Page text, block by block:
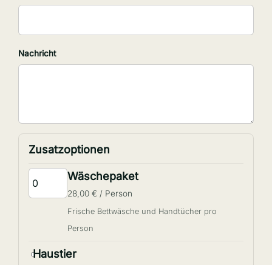
Nachricht
Zusatzoptionen
Wäschepaket
28,00 € / Person
Frische Bettwäsche und Handtücher pro
Person
Haustier